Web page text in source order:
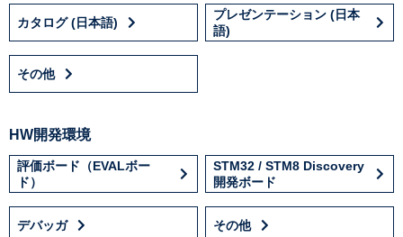
カタログ (日本語)
プレゼンテーション (日本
語)
その他
HW開発環境
評価ボード（EVALボー
ド）
STM32 / STM8 Discovery
開発ボード
デバッガ その他